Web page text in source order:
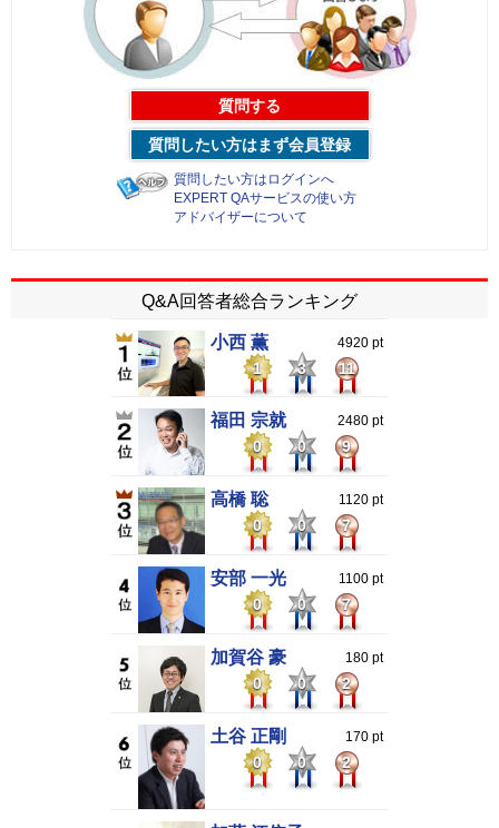
質問する
質問したい方はまず会員登録
質問したい方はログインへ
EXPERT QAサービスの使い方
アドバイザーについて
Q&A回答者総合ランキング
小西 薫 4920 pt
1 3 11
福田 宗就 2480 pt
0 0 9
高橋 聡 1120 pt
0 0 7
安部 一光 1100 pt
0 0 7
加賀谷 豪 180 pt
0 0 2
土谷 正剛 170 pt
0 0 2